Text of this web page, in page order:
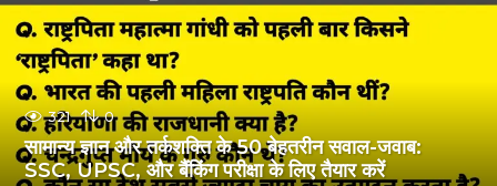
321 0
सामान्य ज्ञान और तर्कशक्ति के 50 बेहतरीन सवाल-जवाब:
SSC, UPSC, और बैंकिंग परीक्षा के लिए तैयार करें